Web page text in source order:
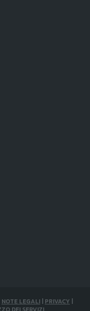
NOTE LEGALI | PRIVACY |